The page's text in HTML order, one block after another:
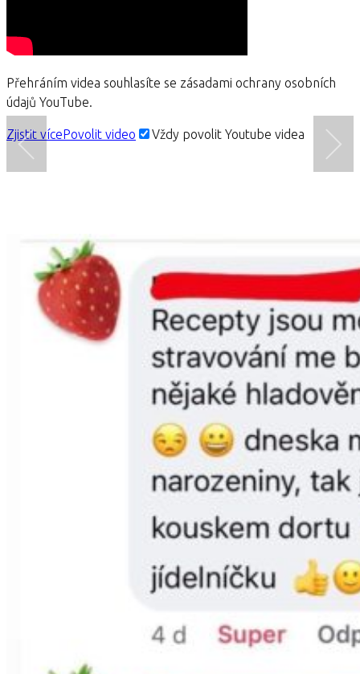
Přehráním videa souhlasíte se zásadami ochrany osobních
údajů YouTube.
Zjistit vícePovolit video Vždy povolit Youtube videa